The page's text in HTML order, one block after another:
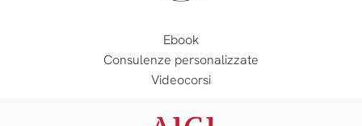
Ebook
Consulenze personalizzate
Videocorsi